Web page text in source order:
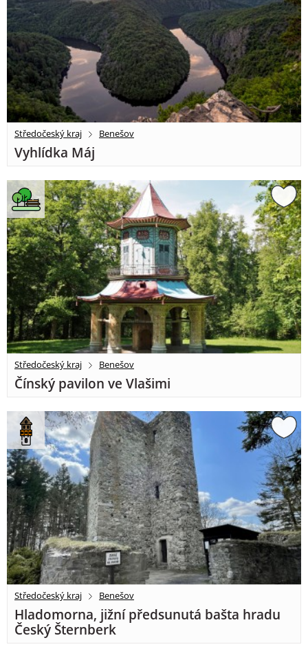
Středočeský kraj Benešov
Vyhlídka Máj
Středočeský kraj Benešov
Čínský pavilon ve Vlašimi
Středočeský kraj Benešov
Hladomorna, jižní předsunutá bašta hradu
Český Šternberk